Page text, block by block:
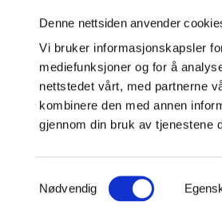
Denne nettsiden anvender
Vi bruker informasjonskapsler
mediefunksjoner og for å
nettstedet vårt, med partnerne
kombinere den med annen
gjennom din bruk av tjenestene
Samtykkevalg
Nødvendig
2050